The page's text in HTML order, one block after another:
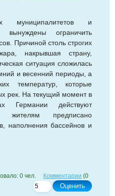
муниципалитетов и
вынуждены ограничить
Причиной столь строгих
накрывшая страну,
ситуация сложилась
и весенний периоды, а
температур, которые
рек. На текущий момент в
Германии действуют
жителям предписано
наполнения бассейнов и
0 чел.
Оценить
Комментарии (0